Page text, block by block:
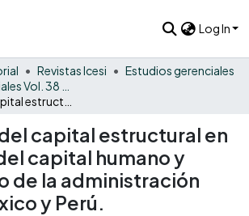
Log In
Revistas Icesi
Estudios gerenciales
capital estructural en
capital humano y
de la administración
y Perú.